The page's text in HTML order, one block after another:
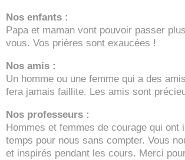
Nos enfants :
Papa et maman vont pouvoir passer
vous. Vos prières sont exaucées !
Nos amis :
Un homme ou une femme qui a des
fera jamais faillite. Les amis sont
Nos professeurs :
Hommes et femmes de courage qui ont
temps pour nous sans compter. Vous
et inspirés pendant les cours. Merci